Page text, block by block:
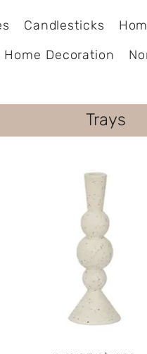
Candlesticks
Home Decoration
Trays